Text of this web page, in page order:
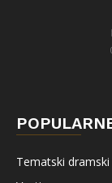
Tematski